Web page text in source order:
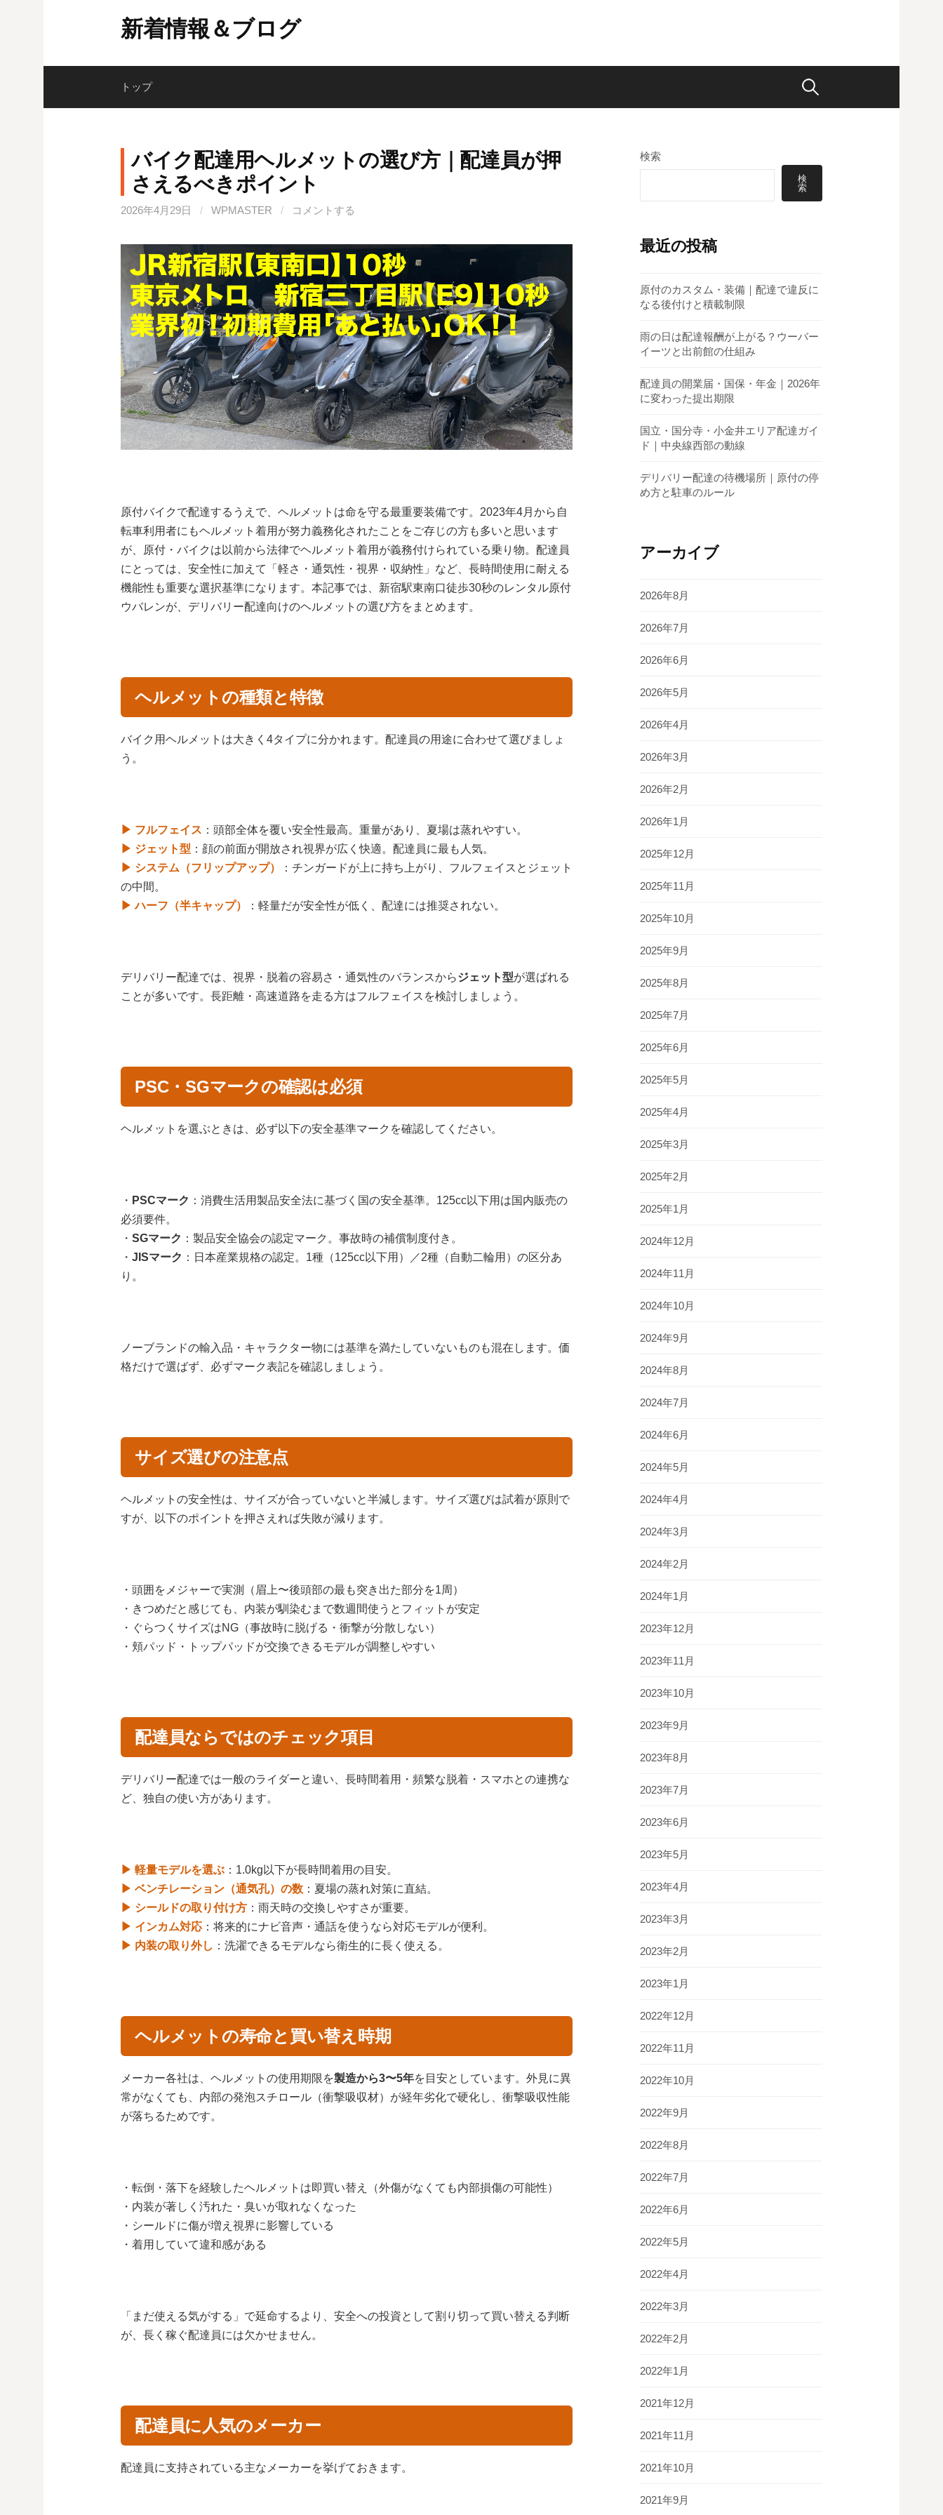
ン
新着情報＆ブログ
トップ 検
バイク配達用ヘルメットの選び方｜配達員が押
さえるべきポイント
2026年4月29日 / WPMASTER / コメントする
原付バイクで配達するうえで、ヘルメットは命を守る最重要装備です。2023年4月から自
転車利用者にもヘルメット着用が努力義務化されたことをご存じの方も多いと思います
が、原付・バイクは以前から法律でヘルメット着用が義務付けられている乗り物。配達員
にとっては、安全性に加えて「軽さ・通気性・視界・収納性」など、長時間使用に耐える
機能性も重要な選択基準になります。本記事では、新宿駅東南口徒歩30秒のレンタル原付
ウバレンが、デリバリー配達向けのヘルメットの選び方をまとめます。
ヘルメットの種類と特徴
バイク用ヘルメットは大きく4タイプに分かれます。配達員の用途に合わせて選びましょ
う。
▶ フルフェイス ：頭部全体を覆い安全性最高。重量があり、夏場は蒸れやすい。
▶ ジェット型 ：顔の前面が開放され視界が広く快適。配達員に最も人気。
▶ システム（フリップアップ）
：チンガードが上に持ち上がり、フルフェイスとジェット
の中間。
▶ ハーフ（半キャップ）
：軽量だが安全性が低く、配達には推奨されない。
デリバリー配達では、視界・脱着の容易さ・通気性のバランスからジェット型が選ばれる
ことが多いです。長距離・高速道路を走る方はフルフェイスを検討しましょう。
PSC・SGマークの確認は必須
ヘルメットを選ぶときは、必ず以下の安全基準マークを確認してください。
・ PSCマーク ：消費生活用製品安全法に基づく国の安全基準。125cc以下用は国内販売の
必須要件。
・ SGマーク ：製品安全協会の認定マーク。事故時の補償制度付き。
・ JISマーク ：日本産業規格の認定。1種（125cc以下用）／2種（自動二輪用）の区分あ
り。
ノーブランドの輸入品・キャラクター物には基準を満たしていないものも混在します。価
格だけで選ばず、必ずマーク表記を確認しましょう。
サイズ選びの注意点
ヘルメットの安全性は、サイズが合っていないと半減します。サイズ選びは試着が原則で
すが、以下のポイントを押さえれば失敗が減ります。
・頭囲をメジャーで実測（眉上〜後頭部の最も突き出た部分を1周）
・きつめだと感じても、内装が馴染むまで数週間使うとフィットが安定
・ぐらつくサイズはNG（事故時に脱げる・衝撃が分散しない）
・頬パッド・トップパッドが交換できるモデルが調整しやすい
配達員ならではのチェック項目
デリバリー配達では一般のライダーと違い、長時間着用・頻繁な脱着・スマホとの連携な
ど、独自の使い方があります。
▶ 軽量モデルを選ぶ ：1.0kg以下が長時間着用の目安。
▶ ベンチレーション（通気孔）の数 ：夏場の蒸れ対策に直結。
▶ シールドの取り付け方 ：雨天時の交換しやすさが重要。
▶ インカム対応 ：将来的にナビ音声・通話を使うなら対応モデルが便利。
▶ 内装の取り外し ：洗濯できるモデルなら衛生的に長く使える。
ヘルメットの寿命と買い替え時期
メーカー各社は、ヘルメットの使用期限を製造から3〜5年を目安としています。外見に異
常がなくても、内部の発泡スチロール（衝撃吸収材）が経年劣化で硬化し、衝撃吸収性能
が落ちるためです。
・転倒・落下を経験したヘルメットは即買い替え（外傷がなくても内部損傷の可能性）
・内装が著しく汚れた・臭いが取れなくなった
・シールドに傷が増え視界に影響している
・着用していて違和感がある
「まだ使える気がする」で延命するより、安全への投資として割り切って買い替える判断
が、長く稼ぐ配達員には欠かせません。
配達員に人気のメーカー
配達員に支持されている主なメーカーを挙げておきます。
検索
検
索
最近の投稿
原付のカスタム・装備｜配達で違反に
なる後付けと積載制限
雨の日は配達報酬が上がる？ウーバー
イーツと出前館の仕組み
配達員の開業届・国保・年金｜2026年
に変わった提出期限
国立・国分寺・小金井エリア配達ガイ
ド｜中央線西部の動線
デリバリー配達の待機場所｜原付の停
め方と駐車のルール
アーカイブ
2026年8月
2026年7月
2026年6月
2026年5月
2026年4月
2026年3月
2026年2月
2026年1月
2025年12月
2025年11月
2025年10月
2025年9月
2025年8月
2025年7月
2025年6月
2025年5月
2025年4月
2025年3月
2025年2月
2025年1月
2024年12月
2024年11月
2024年10月
2024年9月
2024年8月
2024年7月
2024年6月
2024年5月
2024年4月
2024年3月
2024年2月
2024年1月
2023年12月
2023年11月
2023年10月
2023年9月
2023年8月
2023年7月
2023年6月
2023年5月
2023年4月
2023年3月
2023年2月
2023年1月
2022年12月
2022年11月
2022年10月
2022年9月
2022年8月
2022年7月
2022年6月
2022年5月
2022年4月
2022年3月
2022年2月
2022年1月
2021年12月
2021年11月
2021年10月
2021年9月